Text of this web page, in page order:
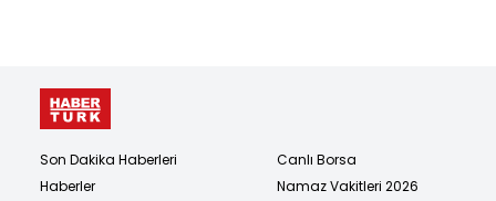
Son Dakika Haberleri
Haberler
Canlı Borsa
Namaz Vakitleri 2026